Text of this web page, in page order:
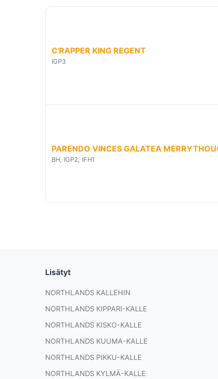
C'RAPPER KING REGENT
IGP3
PARENDO VINCES GALATEA
BH, IGP2, IFH1
Lisätyt
NORTHLANDS KALLEHIN
NORTHLANDS KIPPARI-KALLE
NORTHLANDS KISKO-KALLE
NORTHLANDS KUUMA-KALLE
NORTHLANDS PIKKU-KALLE
NORTHLANDS KYLMÄ-KALLE